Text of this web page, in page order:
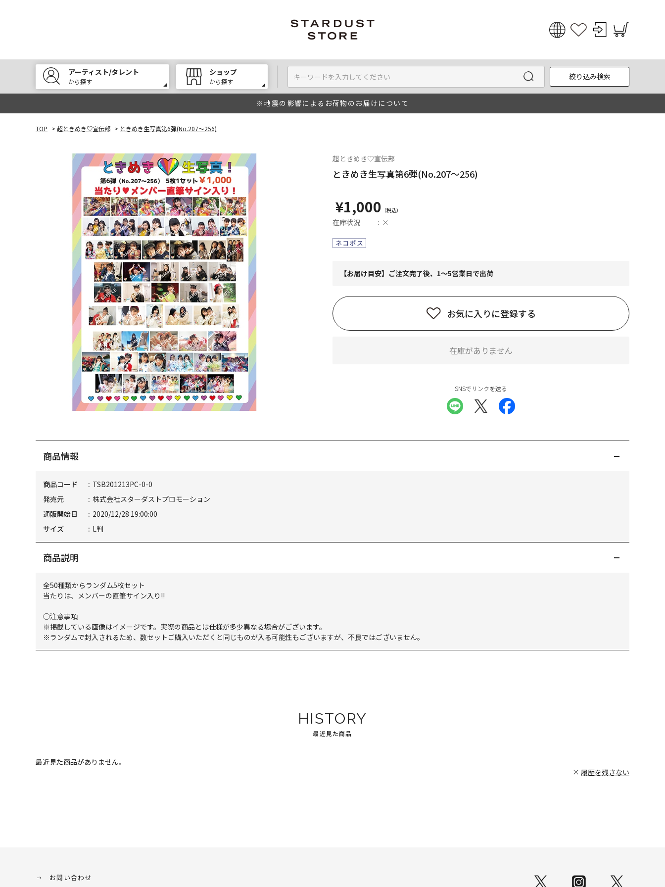
English
한국어
アーティスト/タレント
から探す
ショップ
から探す
絞り込み検索
※地震の影響によるお荷物のお届けについて
TOP > 超ときめき♡宣伝部 > ときめき生写真第6弾(No.207～256)
超ときめき♡宣伝部
ときめき生写真第6弾(No.207～256)
¥1,000
在庫状況 ×
【お届け目安】ご注文完了後、1～5営業日で出荷
お気に入りに登録する
在庫がありません
SNSでリンクを送る
商品情報
商品コード
TSB201213PC-0-0
発売元
株式会社スターダストプロモーション
通販開始日
2020/12/28 19:00:00
サイズ
L判
商品説明
全50種類からランダム5枚セット
当たりは、メンバーの直筆サイン入り!!
◯注意事項
※掲載している画像はイメージです。実際の商品とは仕様が多少異なる場合がございます。
※ランダムで封入されるため、数セットご購入いただくと同じものが入る可能性もございますが、不良ではございません。
HISTORY
最近見た商品
最近見た商品がありません。
履歴を残さない
お問い合わせ